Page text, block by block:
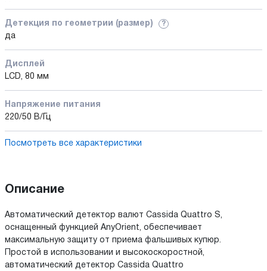
Детекция по геометрии (размер) ?
да
Дисплей
LCD, 80 мм
Напряжение питания
220/50 В/Гц
Посмотреть все характеристики
Описание
Автоматический детектор валют Cassida Quattro S,
оснащенный функцией AnyOrient, обеспечивает
максимальную защиту от приема фальшивых купюр.
Простой в использовании и высокоскоростной,
автоматический детектор Cassida Quattro